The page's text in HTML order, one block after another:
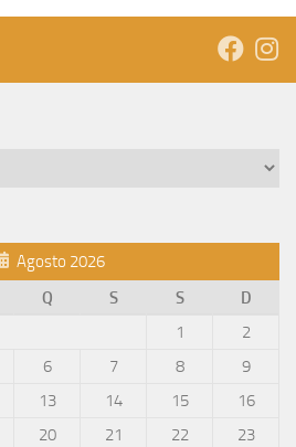
Agosto 2026
Q S S
D
1
2
6 7 8
9
13 14 15
16
20 21 22
23